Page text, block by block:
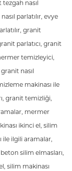
nasıl
parlatılır, evye
granit
parlatıcı, granit
temizleyici,
nasıl
makinası ile
granit temizliği,
mermer
ikinci el, silim
ile ilgili aramalar,
silim elmasları,
silim makinası